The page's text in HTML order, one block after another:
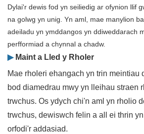
Dylai'r dewis fod yn seiliedig ar ofynion llif
na golwg yn unig. Yn aml, mae manylion
adeiladu yn ymddangos yn ddiweddarach
perfformiad a chynnal a chadw.
▶Maint a Lled y Rholer
Mae rholeri ehangach yn trin meintiau
bod diamedrau mwy yn lleihau straen
trwchus. Os ydych chi'n aml yn rholio
trwchus, dewiswch felin a all ei thrin
orfodi'r addasiad.